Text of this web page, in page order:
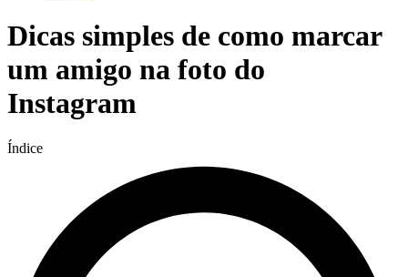
Dicas simples de como marcar
um amigo na foto do
Instagram
Índice